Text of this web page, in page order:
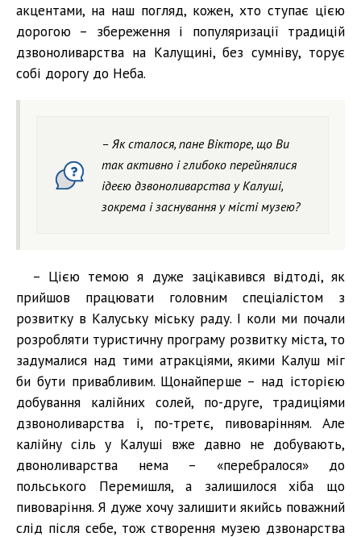
акцентами, на наш погляд, кожен, хто ступає цією
дорогою – збереження і популяризації традицій
дзвоноливарства на Калущині, без сумніву, торує
собі дорогу до Неба.
– Як сталося, пане Вікторе, що Ви
так активно і глибоко перейнялися
ідеєю дзвоноливарства у Калуші,
зокрема і заснування у місті музею?
– Цією темою я дуже зацікавився відтоді, як
прийшов працювати головним спеціалістом з
розвитку в Калуську міську раду. І коли ми почали
розробляти туристичну програму розвитку міста, то
задумалися над тими атракціями, якими Калуш міг
би бути привабливим. Щонайперше – над історією
добування калійних солей, по-друге, традиціями
дзвоноливарства і, по-третє, пивоварінням. Але
калійну сіль у Калуші вже давно не добувають,
двоноливарства нема – «перебралося» до
польського Перемишля, а залишилося хіба що
пивоваріння. Я дуже хочу залишити якийсь поважний
слід після себе, тож створення музею дзвонарства